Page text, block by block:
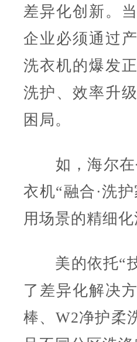
差异化创新。
企业必须通过
洗衣机的爆发
洗护、效率升
困局。
如，海尔在
衣机“融合·洗
用场景的精细化
美的依托“技
了差异化解决
棒、W2净护柔